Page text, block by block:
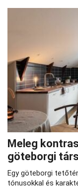
Meleg
göteborgi
Egy göteborgi
tónusokkal és